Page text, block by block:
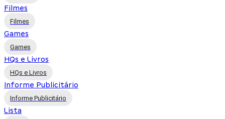
Filmes
Filmes
Games
Games
HQs e Livros
HQs e Livros
Informe Publicitário
Informe Publicitário
Lista